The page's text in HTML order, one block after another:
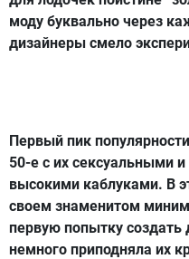
моду буквально через
дизайнеры смело
Первый пик
50-е с их сексуальными
высокими каблуками. В
своем знаменитом
первую попытку создать
немного приподняла их